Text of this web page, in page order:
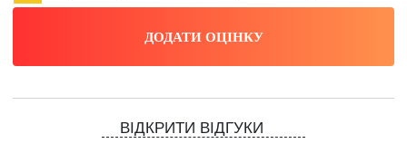
ВІДКРИТИ ВІДГУКИ